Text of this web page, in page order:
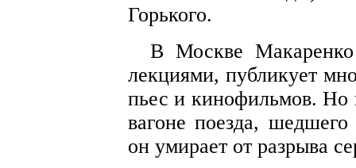
Горького.
В Москве Макаренко
лекциями, публикует
пьес и кинофильмов. Но
вагоне поезда,
он умирает от разрыва